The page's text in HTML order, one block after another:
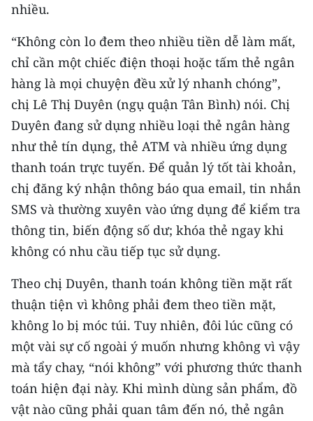
Media Xã hội
Media Pháp luật
Media Du lịch
Media Thế giới
Media Thể thao
Media Giáo dục
Media Y tế
Media Khoa học - Công nghệ
Media Môi trường
Ảnh
Infographic
TIN MỚI
TIN ĐỊA PHƯƠNG
nhiều.
“Không còn lo đem theo nhiều tiền dễ làm mất,
chỉ cần một chiếc điện thoại hoặc tấm thẻ ngân
hàng là mọi chuyện đều xử lý nhanh chóng”,
chị Lê Thị Duyên (ngụ quận Tân Bình) nói. Chị
Duyên đang sử dụng nhiều loại thẻ ngân hàng
như thẻ tín dụng, thẻ ATM và nhiều ứng dụng
thanh toán trực tuyến. Để quản lý tốt tài khoản,
chị đăng ký nhận thông báo qua email, tin nhắn
SMS và thường xuyên vào ứng dụng để kiểm tra
thông tin, biến động số dư; khóa thẻ ngay khi
không có nhu cầu tiếp tục sử dụng.
Theo chị Duyên, thanh toán không tiền mặt rất
thuận tiện vì không phải đem theo tiền mặt,
không lo bị móc túi. Tuy nhiên, đôi lúc cũng có
một vài sự cố ngoài ý muốn nhưng không vì vậy
mà tẩy chay, “nói không” với phương thức thanh
toán hiện đại này. Khi mình dùng sản phẩm, đồ
vật nào cũng phải quan tâm đến nó, thẻ ngân